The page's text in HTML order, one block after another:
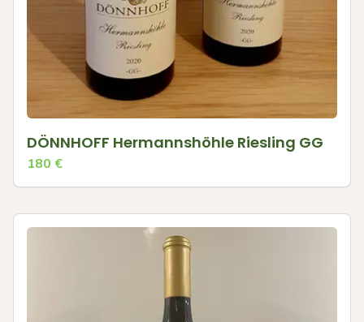
DÖNNHOFF Hermannshöhle Riesling GG
180 €